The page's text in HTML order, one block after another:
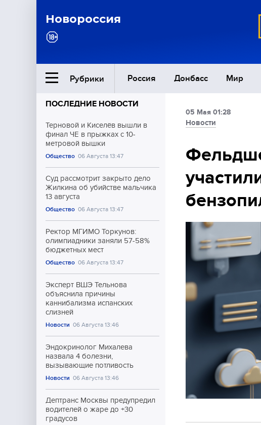
Новороссия
Рубрики Россия Донбасс Мир
Ближний Восток
Общество
Культура
ПОСЛЕДНИЕ НОВОСТИ
Терновой и Киселёв вышли в
финал ЧЕ в прыжках с 10-
метровой вышки
Общество 06 Августа 13:47
Суд рассмотрит закрыто дело
Жилкина об убийстве мальчика
13 августа
Общество 06 Августа 13:47
Ректор МГИМО Торкунов:
олимпиадники заняли 57-58%
бюджетных мест
Общество 06 Августа 13:47
Эксперт ВШЭ Тельнова
объяснила причины
каннибализма испанских
слизней
Новости 06 Августа 13:46
Эндокринолог Михалева
назвала 4 болезни,
вызывающие потливость
Новости 06 Августа 13:46
Дептранс Москвы предупредил
водителей о жаре до +30
градусов
05 Мая 01:28
Новости